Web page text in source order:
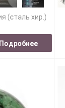
(сталь хир.)
Подробнее